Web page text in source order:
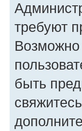
требуют
Возможно
быть